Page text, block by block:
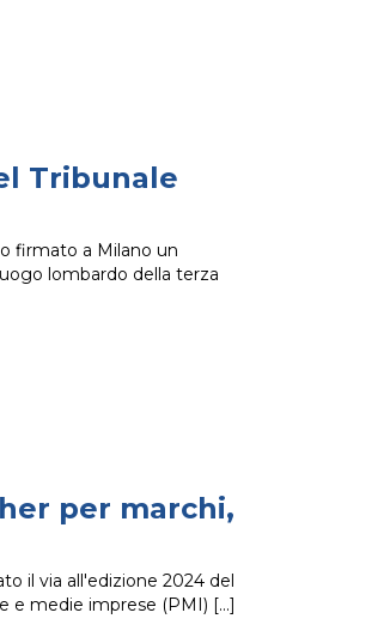
Tribunale
firmato a Milano un
lombardo della terza
per marchi,
il via all'edizione 2024 del
e medie imprese (PMI)